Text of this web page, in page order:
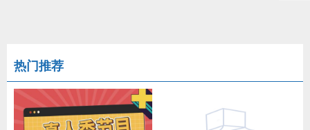
热门推荐